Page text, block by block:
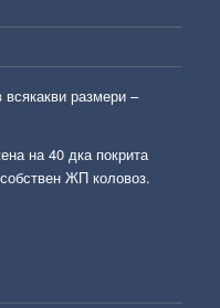
размери –
на 40 дка покрита
ЖП коловоз.